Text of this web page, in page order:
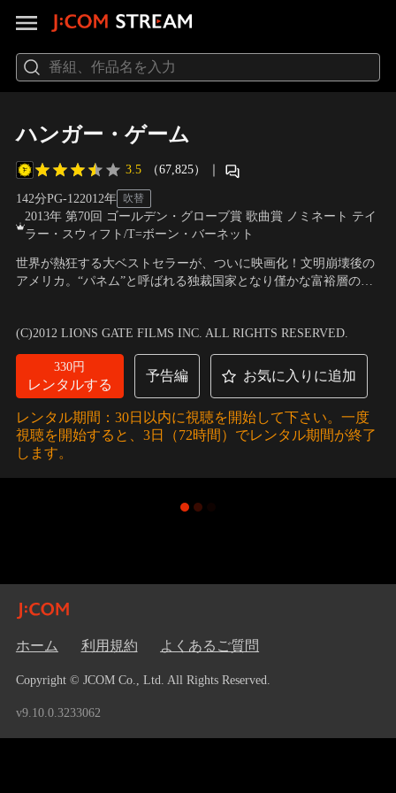
ハンガー・ゲーム
3.5 （67,825） ｜
142分PG-122012年 吹替
2013年 第70回 ゴールデン・グローブ賞 歌曲賞 ノミネート テイ
ラー・スウィフト/T=ボーン・バーネット
世界が熱狂する大ベストセラーが、ついに映画化！文明崩壊後の
アメリカ。“パネム”と呼ばれる独裁国家となり僅かな富裕層のみ
を選出し、森の中で命をかけた“ハンガー・ゲーム”を開催してい
た。
(C)2012 LIONS GATE FILMS INC. ALL RIGHTS RESERVED.
330円
レンタルする
予告編 お気に入りに追加
レンタル期間：30日以内に視聴を開始して下さい。一度
視聴を開始すると、3日（72時間）でレンタル期間が終了
します。
ホーム 利用規約 よくあるご質問
Copyright © JCOM Co., Ltd. All Rights Reserved.
v9.10.0.3233062